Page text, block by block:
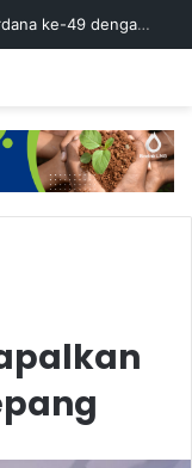
Badak LNG Peringati Tetesan LNG Perdana ke-49 dengan Doa Bersama